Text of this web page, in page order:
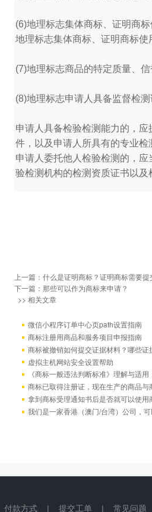
(6)地理标志集体商标、证明商标
地理标志集体商标、证明商标
(7)地理标志商品的特定质量、
(8)地理标志申请人具备监督检
申请人具备检验检测能力的，
件，以及申请人所具有的专业检
申请人委托他人检验检测的，
验检测机构的检测资质证书以及
上一篇： 什么是证明商标？证明商标需要提
下一篇： 那些可以作为商标来申请？
>> 相关文章
微信小程序订单中心页path设置指南
商标注册用商品和服务项目申报指南
商标被撤销如何提交证据材料？哪些证
虚拟主机网站安全设置帮助
《商标一般违法判断标准》理解与适用
商标已取得注册证，现在生产的商品
拿到商标受理通知书后是否就可以使用
我们是一家香港（澳门/台湾）公司，
付款方式 | 提交工单 | 常见问题